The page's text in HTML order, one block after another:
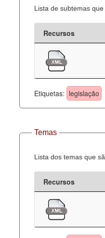
Lista de subtemas
Recursos
Etiquetas: legislação
Temas
Lista dos temas que
Recursos